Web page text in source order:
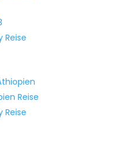
Reise
Reise
Reise